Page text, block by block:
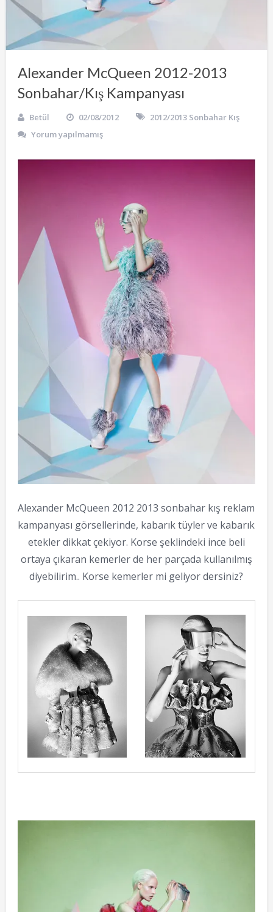
Alexander McQueen 2012-2013
Sonbahar/Kış Kampanyası
Betül 02/08/2012
2012/2013 Sonbahar Kış
Yorum yapılmamış
Alexander McQueen 2012 2013 sonbahar kış reklam
kampanyası görsellerinde, kabarık tüyler ve kabarık
etekler dikkat çekiyor. Korse şeklindeki ince beli
ortaya çıkaran kemerler de her parçada kullanılmış
diyebilirim.. Korse kemerler mi geliyor dersiniz?